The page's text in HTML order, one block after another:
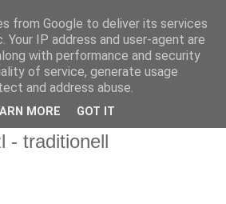
- traditionell
from Google to deliver its services
Your IP address and user-agent are
with performance and security
of service, generate usage
and address abuse.
MORE GOT IT